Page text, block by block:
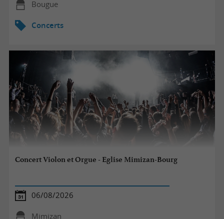
Bougue
Concerts
Concert Violon et Orgue - Eglise Mimizan-Bourg
06/08/2026
Mimizan